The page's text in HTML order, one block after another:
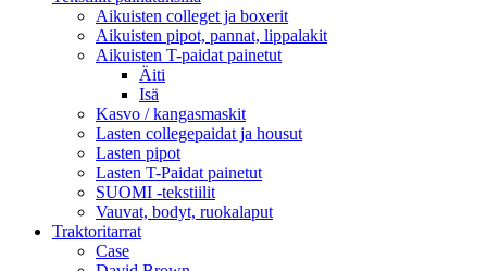
Aikuisten colleget ja boxerit
Aikuisten pipot, pannat, lippalakit
Aikuisten T-paidat painetut
Äiti
Isä
Kasvo / kangasmaskit
Lasten collegepaidat ja housut
Lasten pipot
Lasten T-Paidat painetut
SUOMI -tekstiilit
Vauvat, bodyt, ruokalaput
Traktoritarrat
Case